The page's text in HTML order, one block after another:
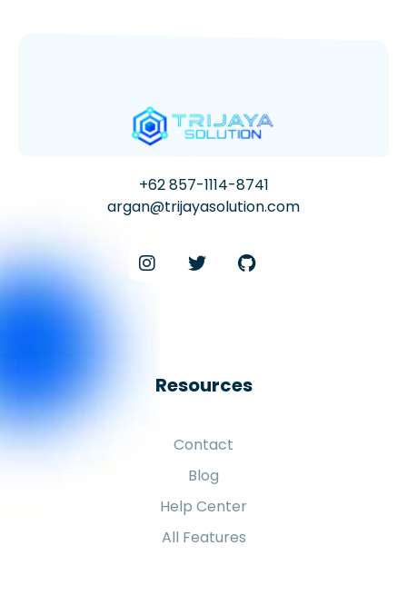
+62 857-1114-8741
argan@trijayasolution.com
Resources
Contact
Blog
Help Center
All Features